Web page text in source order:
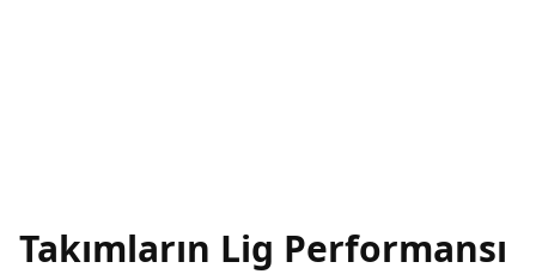
Takımların Lig Performansı